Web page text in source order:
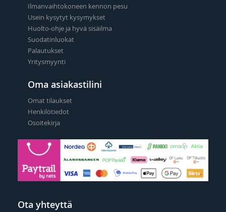
Ilmanvaihtokoneen kennon pesu
Usein kysytyt kysymykset
Huolto-ohje ja hyvä sisäilma
Suodatinluokat
Palautukset
Yritysmyynti
Oma asiakastilini
Omat tilaukset
Henkilötiedot
Osoitekirja
Ota yhteyttä